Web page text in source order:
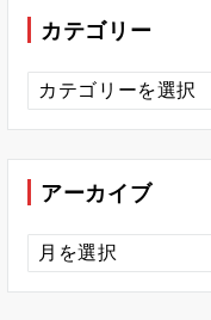
カテゴリー
カ
テ
ゴ
ー
アーカイブ
ア
ー
カ